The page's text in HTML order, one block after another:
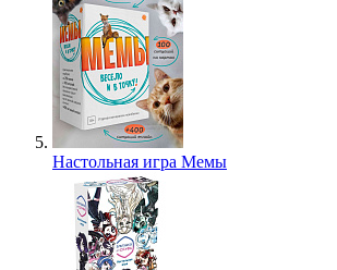
Настольная игра Мемы